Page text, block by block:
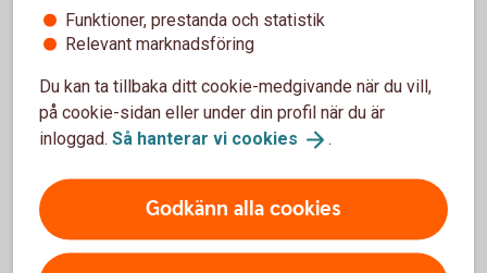
Vilket är det minsta beloppet som kan handlas?
Vad behöver jag för att kunna handla?
Ränteplaceringar
Funktioner, prestanda och statistik
Relevant marknadsföring
Du kan ta tillbaka ditt cookie-medgivande när du vill,
på cookie-sidan eller under din profil när du är
inloggad. Så hanterar vi cookies .
Godkänn alla cookies